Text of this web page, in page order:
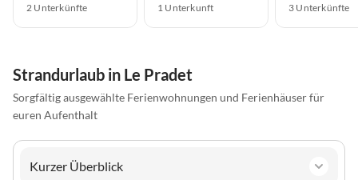
2 Unterkünfte 1 Unterkunft 3 Unterkünfte
Strandurlaub in Le Pradet
Sorgfältig ausgewählte Ferienwohnungen und Ferienhäuser für
euren Aufenthalt
Kurzer Überblick